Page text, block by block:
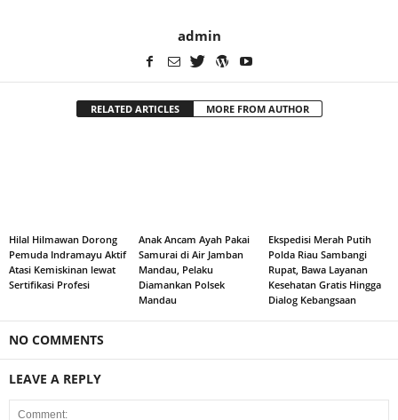
admin
RELATED ARTICLES MORE FROM AUTHOR
Hilal Hilmawan Dorong
Pemuda Indramayu Aktif
Atasi Kemiskinan lewat
Sertifikasi Profesi
Anak Ancam Ayah Pakai
Samurai di Air Jamban
Mandau, Pelaku
Diamankan Polsek
Mandau
Ekspedisi Merah Putih
Polda Riau Sambangi
Rupat, Bawa Layanan
Kesehatan Gratis Hingga
Dialog Kebangsaan
NO COMMENTS
LEAVE A REPLY